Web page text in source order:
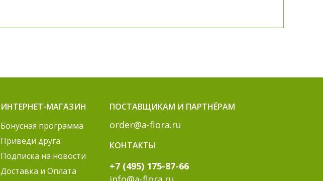
ИНТЕРНЕТ-МАГАЗИН
Бонусная программа
Приведи друга
Подписка на новости
Доставка и Оплата
ПОСТАВЩИКАМ И ПАРТНЁРАМ
order@a-flora.ru
КОНТАКТЫ
+7 (495) 175-87-66